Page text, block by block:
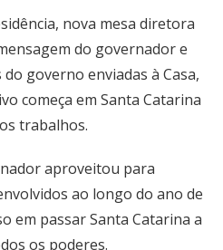
nova mesa diretora
do governador e
governo enviadas à Casa,
começa em Santa Catarina
trabalhos.
aproveitou para
ao longo do ano de
em passar Santa Catarina a
os poderes.